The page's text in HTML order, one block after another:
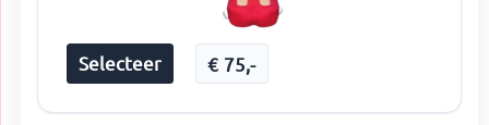
Selecteer € 75,-